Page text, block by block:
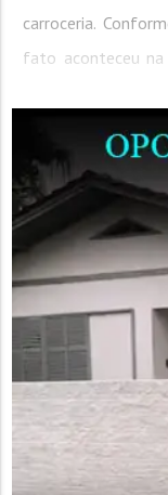
carroceria.
fato aconteceu
transportado
segurança para os